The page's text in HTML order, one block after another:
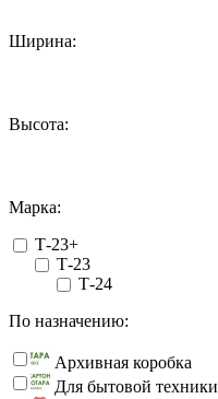
Ширина:
Высота:
Марка:
Т-23+
Т-23
Т-24
По назначению:
Архивная коробка
Для бытовой техники